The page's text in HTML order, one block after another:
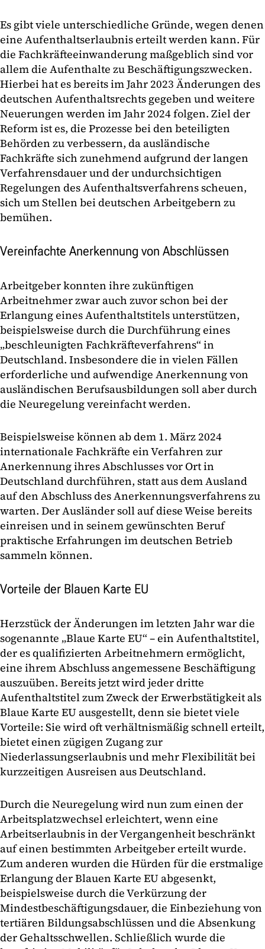
Es gibt viele unterschiedliche Gründe, wegen denen
eine Aufenthaltserlaubnis erteilt werden kann. Für
die Fachkräfteeinwanderung maßgeblich sind vor
allem die Aufenthalte zu Beschäftigungszwecken.
Hierbei hat es bereits im Jahr 2023 Änderungen des
deutschen Aufenthaltsrechts gegeben und weitere
Neuerungen werden im Jahr 2024 folgen. Ziel der
Reform ist es, die Prozesse bei den beteiligten
Behörden zu verbessern, da ausländische
Fachkräfte sich zunehmend aufgrund der langen
Verfahrensdauer und der undurchsichtigen
Regelungen des Aufenthaltsverfahrens scheuen,
sich um Stellen bei deutschen Arbeitgebern zu
bemühen.
Vereinfachte Anerkennung von Abschlüssen
Arbeitgeber konnten ihre zukünftigen
Arbeitnehmer zwar auch zuvor schon bei der
Erlangung eines Aufenthaltstitels unterstützen,
beispielsweise durch die Durchführung eines
„beschleunigten Fachkräfteverfahrens“ in
Deutschland. Insbesondere die in vielen Fällen
erforderliche und aufwendige Anerkennung von
ausländischen Berufsausbildungen soll aber durch
die Neuregelung vereinfacht werden.
Beispielsweise können ab dem 1. März 2024
internationale Fachkräfte ein Verfahren zur
Anerkennung ihres Abschlusses vor Ort in
Deutschland durchführen, statt aus dem Ausland
auf den Abschluss des Anerkennungsverfahrens zu
warten. Der Ausländer soll auf diese Weise bereits
einreisen und in seinem gewünschten Beruf
praktische Erfahrungen im deutschen Betrieb
sammeln können.
Vorteile der Blauen Karte EU
Herzstück der Änderungen im letzten Jahr war die
sogenannte „Blaue Karte EU“ – ein Aufenthaltstitel,
der es qualifizierten Arbeitnehmern ermöglicht,
eine ihrem Abschluss angemessene Beschäftigung
auszuüben. Bereits jetzt wird jeder dritte
Aufenthaltstitel zum Zweck der Erwerbstätigkeit als
Blaue Karte EU ausgestellt, denn sie bietet viele
Vorteile: Sie wird oft verhältnismäßig schnell erteilt,
bietet einen zügigen Zugang zur
Niederlassungserlaubnis und mehr Flexibilität bei
kurzzeitigen Ausreisen aus Deutschland.
Durch die Neuregelung wird nun zum einen der
Arbeitsplatzwechsel erleichtert, wenn eine
Arbeitserlaubnis in der Vergangenheit beschränkt
auf einen bestimmten Arbeitgeber erteilt wurde.
Zum anderen wurden die Hürden für die erstmalige
Erlangung der Blauen Karte EU abgesenkt,
beispielsweise durch die Verkürzung der
Mindestbeschäftigungsdauer, die Einbeziehung von
tertiären Bildungsabschlüssen und die Absenkung
der Gehaltsschwellen. Schließlich wurde die